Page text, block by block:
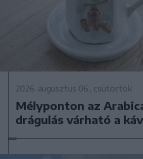
2026. augusztus 06., csütörtök
Mélyponton az
drágulás várható a